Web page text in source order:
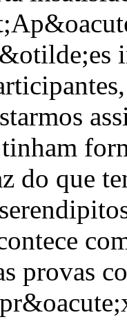
tinham
do que
provas